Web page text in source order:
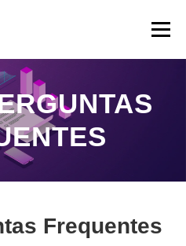
Menu
SOBRE NÓS
Frequentes